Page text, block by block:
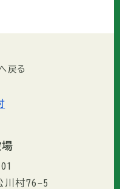
戻る
川村76-5